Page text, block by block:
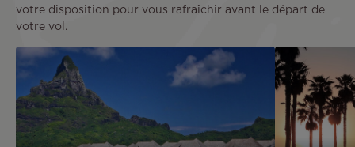
votre disposition pour vous rafraîchir avant le départ de
votre vol.